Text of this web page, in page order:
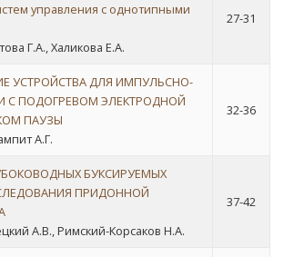
управления с однотипными
Г.А., Халикова Е.А.
27-31
УСТРОЙСТВА ДЛЯ ИМПУЛЬСНО-
С ПОДОГРЕВОМ ЭЛЕКТРОДНОЙ
ПАУЗЫ
А.Г.
32-36
БУКСИРУЕМЫХ
ПРИДОННОЙ
А.В., Римский-Корсаков Н.А.
37-42